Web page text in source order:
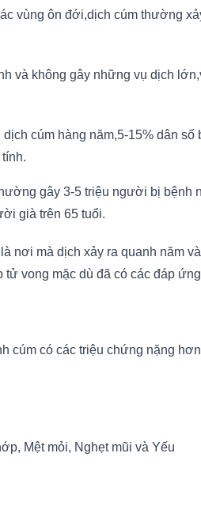
vùng ôn đới,dịch cúm thường
và không gây những vụ dịch
cúm hàng năm,5-15% dân
gây 3-5 triệu người bị
già trên 65 tuổi.
mà dịch xảy ra quanh năm
vong mặc dù đã có các đáp
cúm có các triệu chứng nặng
Mệt mỏi, Nghẹt mũi và Yếu